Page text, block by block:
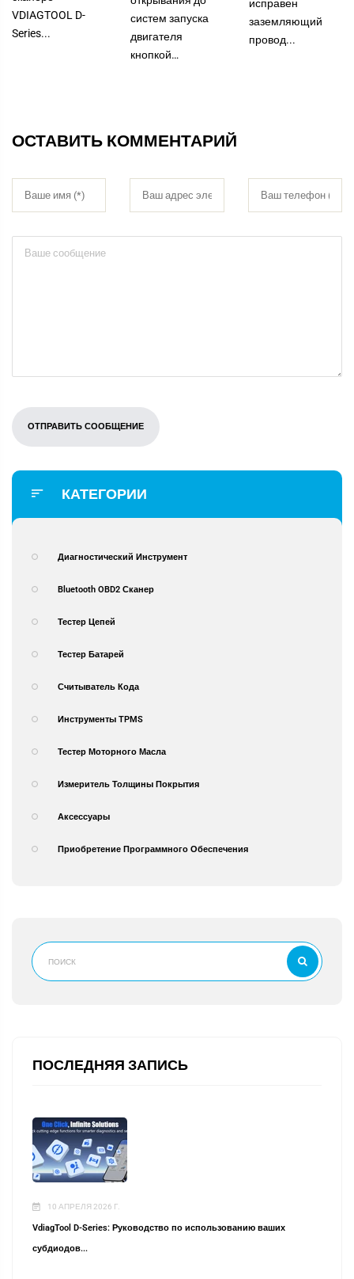
КАТЕГОРИИ
Диагностический Инструмент
Bluetooth OBD2 Сканер
Тестер Цепей
Тестер Батарей
Считыватель Кода
Инструменты TPMS
Тестер Моторного Масла
Измеритель Толщины Покрытия
Аксессуары
Приобретение Программного Обеспечения
ПОСЛЕДНЯЯ ЗАПИСЬ
10 АПРЕЛЯ 2026 Г.
VdiagTool D-Series: Руководство по использованию ваших
субдиодов...
VDIAGTOOL D-
Series...
систем запуска
двигателя
кнопкой…
исправен
заземляющий
провод...
ОСТАВИТЬ КОММЕНТАРИЙ